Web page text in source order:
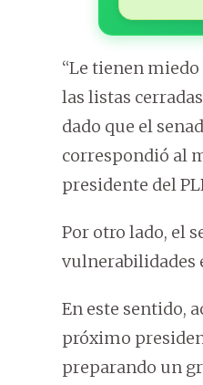
“Le tienen
las listas
dado que el
correspondió al
presidente del
Por otro lado, el
vulnerabilidades
En este sentido,
próximo
preparando un